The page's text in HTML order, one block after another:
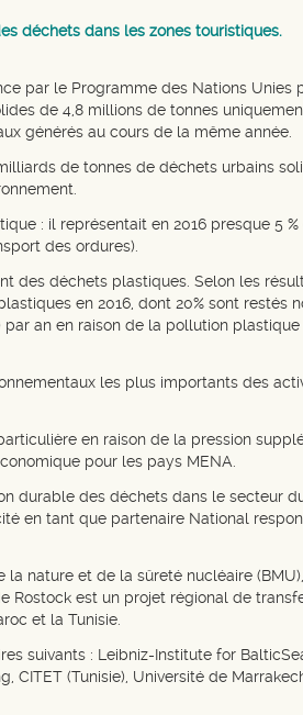
déchets dans les zones touristiques.
par le Programme des Nations Unies
de 4,8 millions de tonnes
générés au cours de la même année.
de tonnes de déchets urbains
: il représentait en 2016 presque 5 %
des ordures).
des déchets plastiques. Selon les
en 2016, dont 20% sont restés
par an en raison de la pollution
les plus importants des
en raison de la pression
pour les pays MENA.
durable des déchets dans le secteur
en tant que partenaire National
nature et de la sûreté nucléaire
Rostock est un projet régional de
et la Tunisie.
suivants : Leibniz-Institute for
CITET (Tunisie), Université de